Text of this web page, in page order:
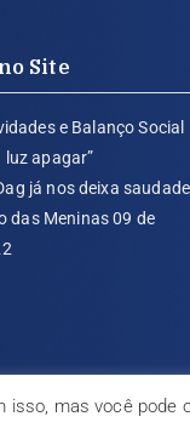
Site
e Balanço Social
luz apagar”
já nos deixa
das Meninas 09 de
mas você pode